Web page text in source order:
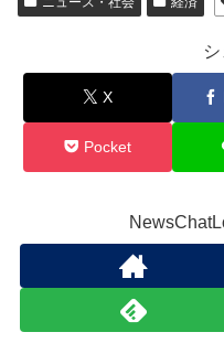
X
Pocket